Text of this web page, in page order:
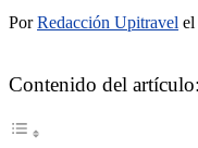
PorRedacción Upitravel el
Contenido del artículo: